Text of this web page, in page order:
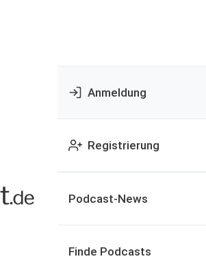
Anmeldung
Registrierung
Podcast-News
Finde Podcasts